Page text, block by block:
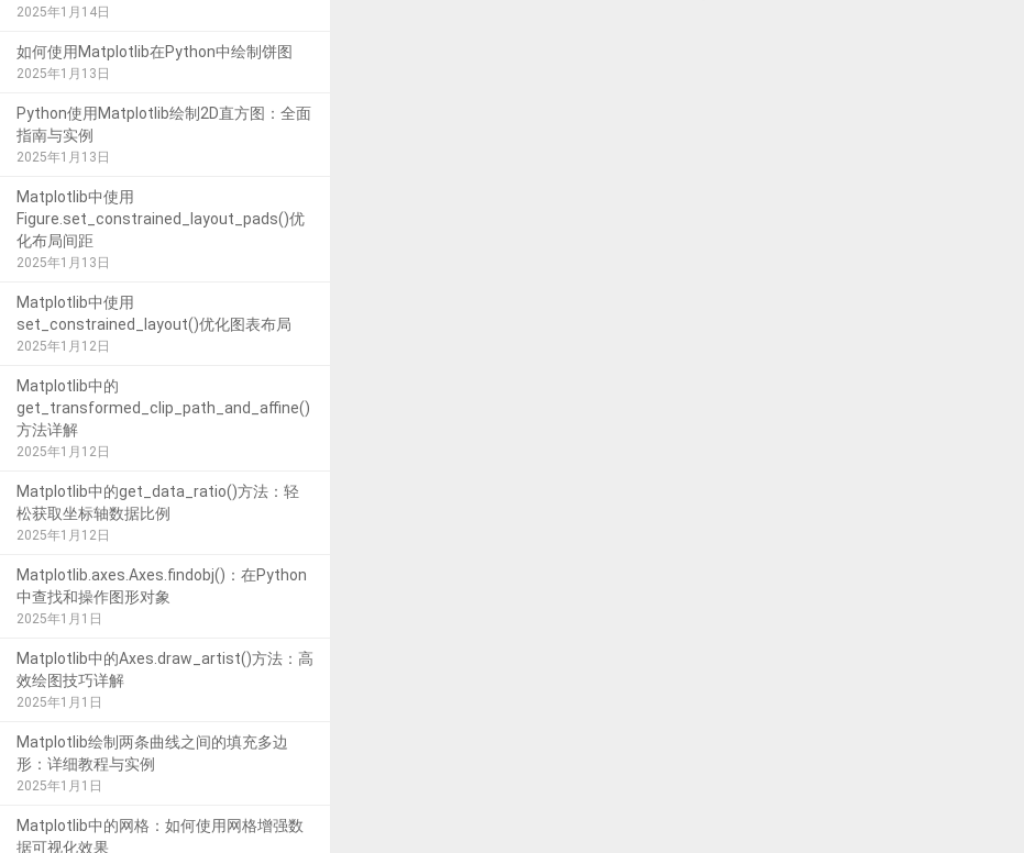
2025年1月14日
如何使用Matplotlib在Python中绘制饼图
2025年1月13日
Python使用Matplotlib绘制2D直方图：全面
指南与实例
2025年1月13日
Matplotlib中使用
Figure.set_constrained_layout_pads()优
化布局间距
2025年1月13日
Matplotlib中使用
set_constrained_layout()优化图表布局
2025年1月12日
Matplotlib中的
get_transformed_clip_path_and_affine()
方法详解
2025年1月12日
Matplotlib中的get_data_ratio()方法：轻
松获取坐标轴数据比例
2025年1月12日
Matplotlib.axes.Axes.findobj()：在Python
中查找和操作图形对象
2025年1月1日
Matplotlib中的Axes.draw_artist()方法：高
效绘图技巧详解
2025年1月1日
Matplotlib绘制两条曲线之间的填充多边
形：详细教程与实例
2025年1月1日
Matplotlib中的网格：如何使用网格增强数
据可视化效果